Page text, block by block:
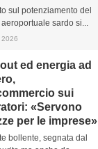
sul potenziamento del
sardo si...
2026
ed energia ad
sui
«Servono
per le imprese»
bollente, segnata dal